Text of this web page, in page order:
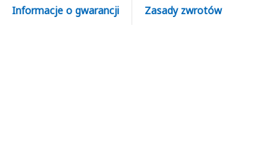
Informacje o gwarancji Zasady zwrotów